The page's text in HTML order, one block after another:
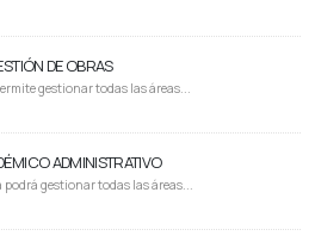
DE OBRAS
gestionar todas las áreas...
ADMINISTRATIVO
podrá gestionar todas las áreas...